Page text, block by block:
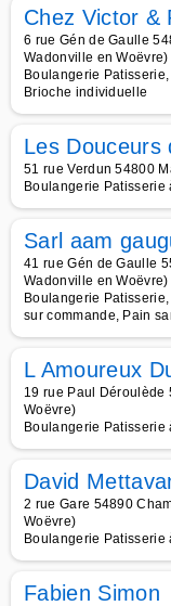
Chez Victor &
6 rue Gén de Gaulle
Wadonville en Woëvre)
Boulangerie
Brioche individuelle
Les Douceurs
51 rue Verdun 54800
Boulangerie Patisserie
Sarl aam
41 rue Gén de Gaulle
Wadonville en Woëvre)
Boulangerie
sur commande, Pain
L Amoureux
19 rue Paul Déroulède
Woëvre)
Boulangerie Patisserie
David
2 rue Gare 54890
Woëvre)
Boulangerie Patisserie
Fabien Simon